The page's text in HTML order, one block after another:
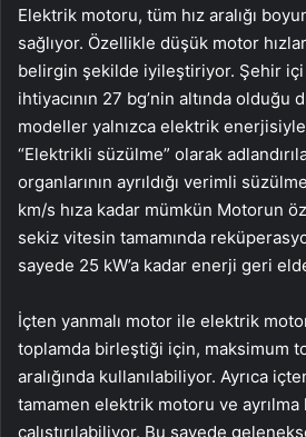
Elektrik motoru, tüm hız aralığı
sağlıyor. Özellikle düşük motor
belirgin şekilde iyileştiriyor. Şehir içi
ihtiyacının 27 bg’nin altında olduğu
modeller yalnızca elektrik
“Elektrikli süzülme” olarak
organlarının ayrıldığı verimli
km/s hıza kadar mümkün Motorun
sekiz vitesin tamamında
sayede 25 kW’a kadar enerji geri
İçten yanmalı motor ile elektrik
toplamda birleştiği için, maksimum
aralığında kullanılabiliyor. Ayrıca
tamamen elektrik motoru ve ayrılma
çalıştırılabiliyor. Bu sayede